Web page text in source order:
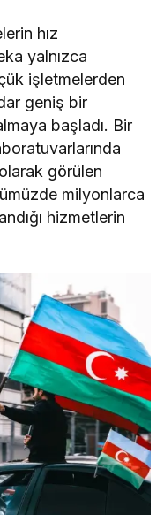
hız
yalnızca
işletmelerden
geniş bir
başladı. Bir
görülen
milyonlarca
hizmetlerin